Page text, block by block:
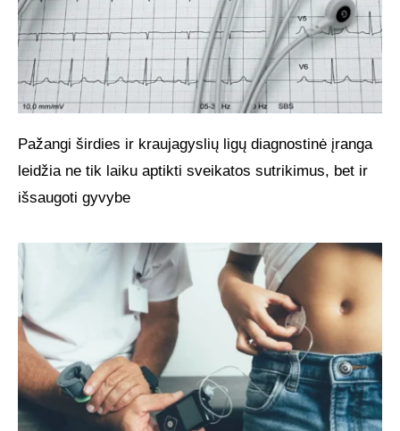
Pažangi širdies ir kraujagyslių ligų diagnostinė įranga
leidžia ne tik laiku aptikti sveikatos sutrikimus, bet ir
išsaugoti gyvybe